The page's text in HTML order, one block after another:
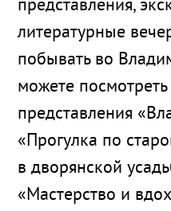
представления,
литературные
побывать во
можете
представления
«Прогулка по
в дворянской
«Мастерство и